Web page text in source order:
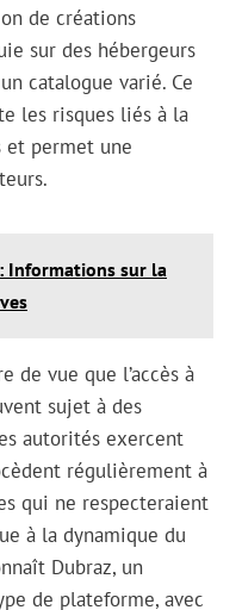
de créations
sur des hébergeurs
catalogue varié. Ce
les risques liés à la
permet une
Informations sur la
de vue que l’accès à
sujet à des
autorités exercent
régulièrement à
qui ne respecteraient
à la dynamique du
Dubraz, un
de plateforme, avec